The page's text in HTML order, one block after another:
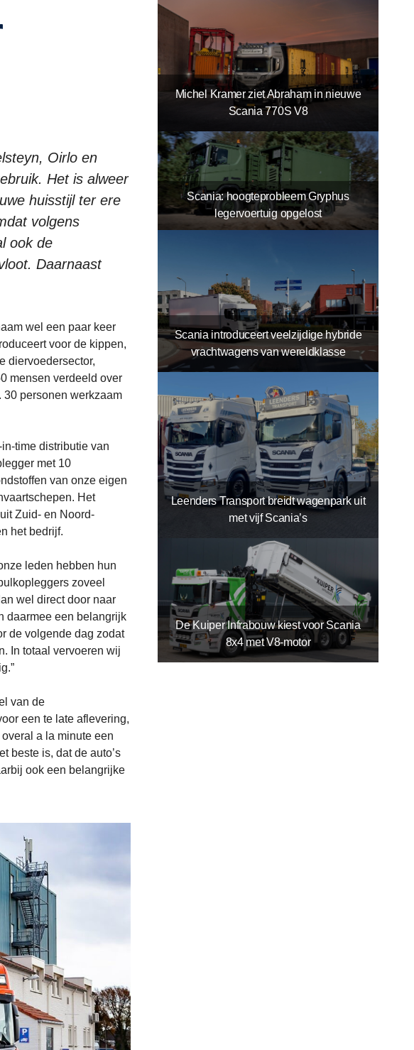
Oirlo en
Het is alweer
huisstijl ter ere
volgens
ook de
Daarnaast
wel een paar keer
voor de kippen,
diervoedersector,
mensen verdeeld over
personen werkzaam
time distributie van
met 10
van onze eigen
Het
Zuid- en Noord-
het bedrijf.
leden hebben hun
zoveel
wel direct door naar
daarmee een belangrijk
de volgende dag zodat
In totaal vervoeren wij
van de
een te late aflevering,
a la minute een
beste is, dat de auto’s
ook een belangrijke
Michel Kramer ziet Abraham in nieuwe
Scania 770S V8
Scania: hoogteprobleem Gryphus
legervoertuig opgelost
Scania introduceert veelzijdige hybride
vrachtwagens van wereldklasse
Leenders Transport breidt wagenpark uit
met vijf Scania’s
De Kuiper Infrabouw kiest voor Scania
8x4 met V8-motor